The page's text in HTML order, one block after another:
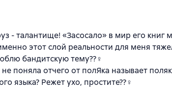
- талантище! «Засосало» в мир его книг
этот слой реальности для меня
бандитскую тему??‍♀️
поняла отчего от полЯка называет
языка? Режет ухо, простите??‍♀️